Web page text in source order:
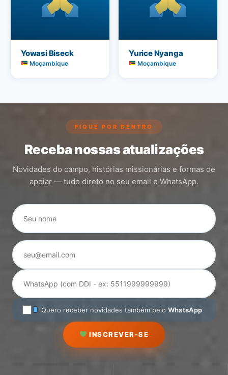
Yowasi Biseck
Moçambique
Yurice Nyanga
Moçambique
FIQUE POR DENTRO
Receba nossas atualizações
Novidades do campo, histórias missionárias e formas de
apoiar — tudo direto no seu email e WhatsApp.
Quero receber novidades também pelo WhatsApp
INSCREVER-SE